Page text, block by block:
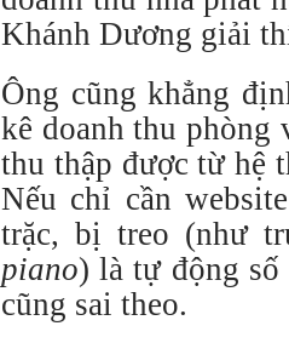
Khánh Dương giải
Ông cũng khẳng
kê doanh thu phòng
thu thập được từ hệ
Nếu chỉ cần
trặc, bị treo (như
piano) là tự động
cũng sai theo.